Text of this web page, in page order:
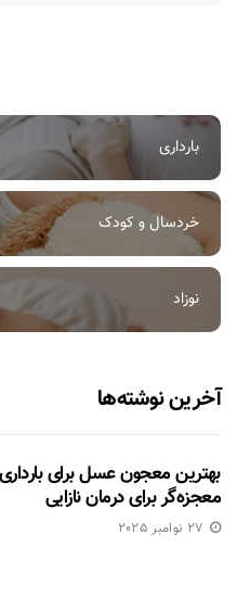
بارداری
خردسال و کودک
نوزاد
آخرین نوشته‌ها
بهترین معجون عسل برای
معجزه‌گر برای درمان نازایی
27 نوامبر 2025